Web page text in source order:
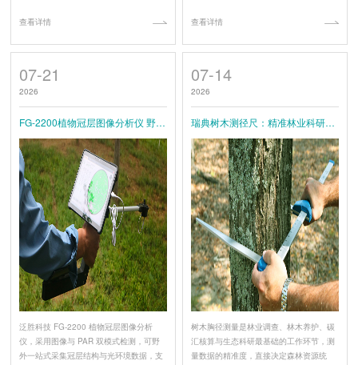
查看详情
生长、环境气象数据。设备低功耗防水，
查看详情
07-21
2026
FG-2200植物冠层图像分析仪 野外冠层检测一站式解决方案
泛胜科技 FG-2200 植物冠层图像分析
仪，采用图像与 PAR 双模式检测，可野
外一站式采集冠层结构与光环境数据，支
07-14
2026
瑞典树木测径尺：精准林业科研野外测量的标杆级工具
树木胸径测量是林业调查、林木养护、碳
汇核算与生态科研最基础的工作环节，测
量数据的精准度，直接决定森林资源统